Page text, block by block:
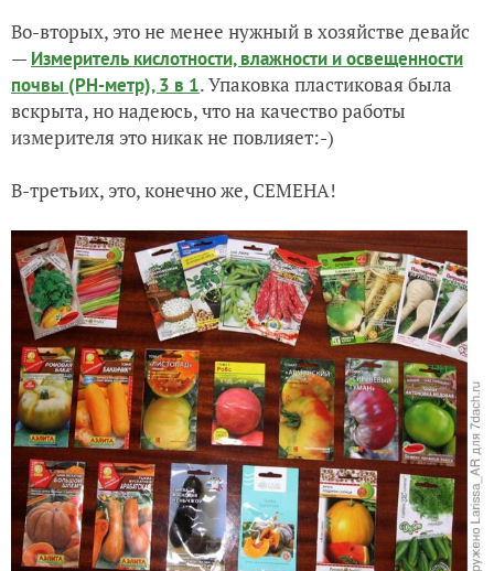
Во-вторых, это не менее нужный в хозяйстве девайс
— Измеритель кислотности, влажности и освещенности
почвы (РН-метр), 3 в 1. Упаковка пластиковая была
вскрыта, но надеюсь, что на качество работы
измерителя это никак не повлияет:-)
В-третьих, это, конечно же, СЕМЕНА!